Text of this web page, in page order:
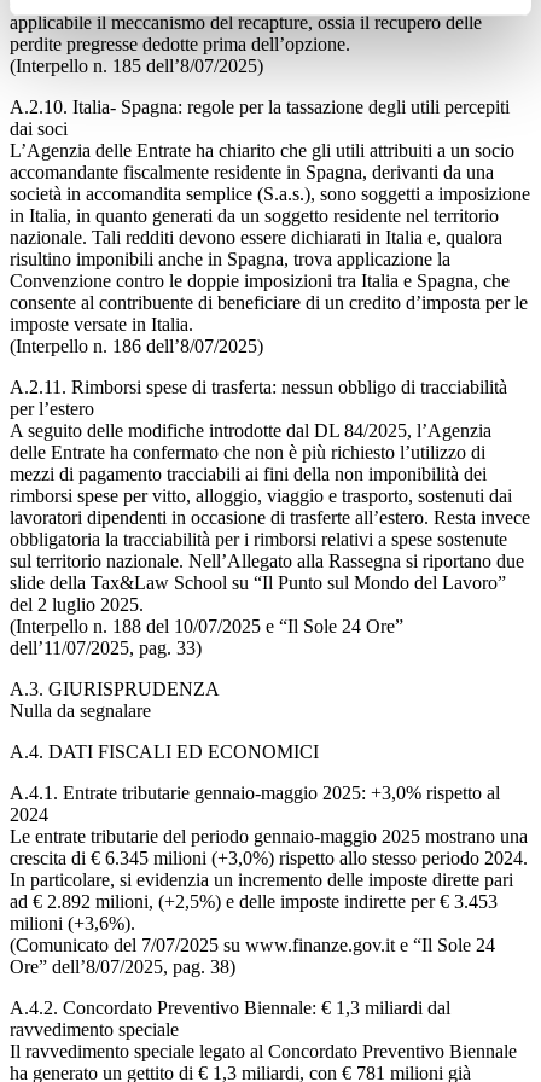
applicabile il meccanismo del recapture, ossia il recupero delle
perdite pregresse dedotte prima dell’opzione.
(Interpello n. 185 dell’8/07/2025)
A.2.10. Italia- Spagna: regole per la tassazione degli utili percepiti
dai soci
L’Agenzia delle Entrate ha chiarito che gli utili attribuiti a un socio
accomandante fiscalmente residente in Spagna, derivanti da una
società in accomandita semplice (S.a.s.), sono soggetti a imposizione
in Italia, in quanto generati da un soggetto residente nel territorio
nazionale. Tali redditi devono essere dichiarati in Italia e, qualora
risultino imponibili anche in Spagna, trova applicazione la
Convenzione contro le doppie imposizioni tra Italia e Spagna, che
consente al contribuente di beneficiare di un credito d’imposta per le
imposte versate in Italia.
(Interpello n. 186 dell’8/07/2025)
A.2.11. Rimborsi spese di trasferta: nessun obbligo di tracciabilità
per l’estero
A seguito delle modifiche introdotte dal DL 84/2025, l’Agenzia
delle Entrate ha confermato che non è più richiesto l’utilizzo di
mezzi di pagamento tracciabili ai fini della non imponibilità dei
rimborsi spese per vitto, alloggio, viaggio e trasporto, sostenuti dai
lavoratori dipendenti in occasione di trasferte all’estero. Resta invece
obbligatoria la tracciabilità per i rimborsi relativi a spese sostenute
sul territorio nazionale. Nell’Allegato alla Rassegna si riportano due
slide della Tax&Law School su “Il Punto sul Mondo del Lavoro”
del 2 luglio 2025.
(Interpello n. 188 del 10/07/2025 e “Il Sole 24 Ore”
dell’11/07/2025, pag. 33)
A.3. GIURISPRUDENZA
Nulla da segnalare
A.4. DATI FISCALI ED ECONOMICI
A.4.1. Entrate tributarie gennaio-maggio 2025: +3,0% rispetto al
2024
Le entrate tributarie del periodo gennaio-maggio 2025 mostrano una
crescita di € 6.345 milioni (+3,0%) rispetto allo stesso periodo 2024.
In particolare, si evidenzia un incremento delle imposte dirette pari
ad € 2.892 milioni, (+2,5%) e delle imposte indirette per € 3.453
milioni (+3,6%).
(Comunicato del 7/07/2025 su www.finanze.gov.it e “Il Sole 24
Ore” dell’8/07/2025, pag. 38)
A.4.2. Concordato Preventivo Biennale: € 1,3 miliardi dal
ravvedimento speciale
Il ravvedimento speciale legato al Concordato Preventivo Biennale
ha generato un gettito di € 1,3 miliardi, con € 781 milioni già